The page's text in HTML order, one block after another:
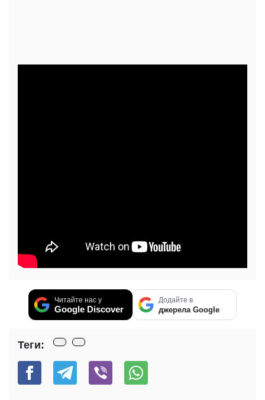
Читайте нас у
Google Discover
Додайте в
джерела Google
Теги: